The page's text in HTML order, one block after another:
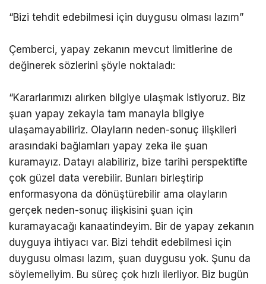
“Bizi tehdit edebilmesi için duygusu olması lazım”
Çemberci, yapay zekanın mevcut limitlerine de
değinerek sözlerini şöyle noktaladı:
“Kararlarımızı alırken bilgiye ulaşmak istiyoruz. Biz
şuan yapay zekayla tam manayla bilgiye
ulaşamayabiliriz. Olayların neden-sonuç ilişkileri
arasındaki bağlamları yapay zeka ile şuan
kuramayız. Datayı alabiliriz, bize tarihi perspektifte
çok güzel data verebilir. Bunları birleştirip
enformasyona da dönüştürebilir ama olayların
gerçek neden-sonuç ilişkisini şuan için
kuramayacağı kanaatindeyim. Bir de yapay zekanın
duyguya ihtiyacı var. Bizi tehdit edebilmesi için
duygusu olması lazım, şuan duygusu yok. Şunu da
söylemeliyim. Bu süreç çok hızlı ilerliyor. Biz bugün